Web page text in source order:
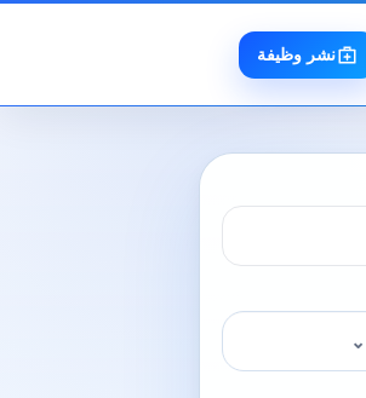
نشر وظيفة
⌄